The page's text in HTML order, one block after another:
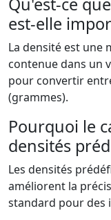
est-elle
La densité est une
contenue dans un
pour convertir
(grammes).
Pourquoi le
densités
Les densités
améliorent la
standard pour des